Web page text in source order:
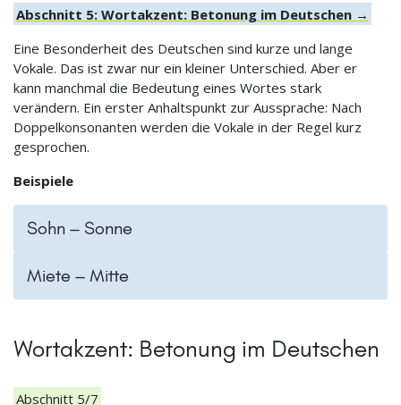
Abschnitt 5: Wortakzent: Betonung im Deutschen →
Eine Besonderheit des Deutschen sind kurze und lange
Vokale. Das ist zwar nur ein kleiner Unterschied. Aber er
kann manchmal die Bedeutung eines Wortes stark
verändern. Ein erster Anhaltspunkt zur Aussprache: Nach
Doppelkonsonanten werden die Vokale in der Regel kurz
gesprochen.
Beispiele
Sohn – Sonne
Miete – Mitte
Wortakzent: Betonung im Deutschen
Abschnitt 5/7